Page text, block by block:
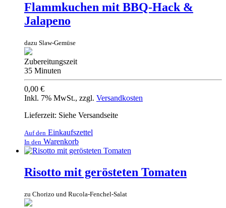
Flammkuchen mit BBQ-Hack &
Jalapeno
dazu Slaw-Gemüse
Zubereitungszeit
35 Minuten
0,00 €
Inkl. 7% MwSt., zzgl. Versandkosten
Lieferzeit: Siehe Versandseite
Auf den Einkaufszettel
In den Warenkorb
Risotto mit gerösteten Tomaten
zu Chorizo und Rucola-Fenchel-Salat